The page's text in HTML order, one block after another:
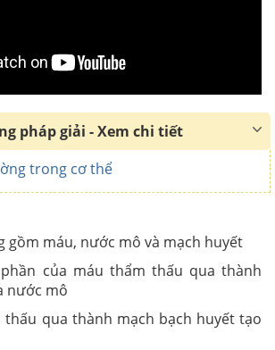
pháp giải - Xem chi tiết
trong cơ thể
gồm máu, nước mô và mạch huyết
của máu thẩm thấu qua thành
nước mô
qua thành mạch bạch huyết tạo